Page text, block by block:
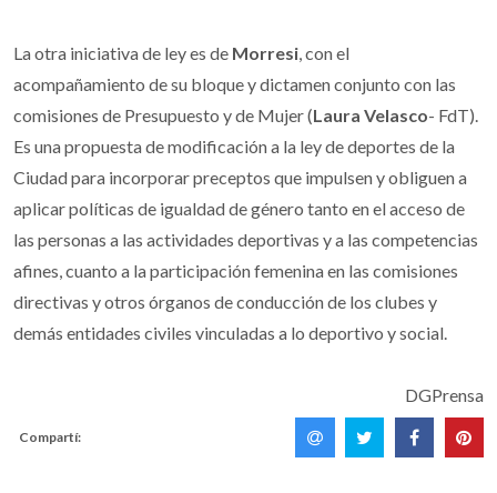
La otra iniciativa de ley es de Morresi, con el
acompañamiento de su bloque y dictamen conjunto con las
comisiones de Presupuesto y de Mujer (Laura Velasco- FdT).
Es una propuesta de modificación a la ley de deportes de la
Ciudad para incorporar preceptos que impulsen y obliguen a
aplicar políticas de igualdad de género tanto en el acceso de
las personas a las actividades deportivas y a las competencias
afines, cuanto a la participación femenina en las comisiones
directivas y otros órganos de conducción de los clubes y
demás entidades civiles vinculadas a lo deportivo y social.
DGPrensa
Compartí: